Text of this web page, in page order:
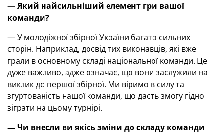
— Який найсильніший елемент гри вашої
команди?
— У молодіжної збірної України багато сильних
сторін. Наприклад, досвід тих виконавців, які вже
грали в основному складі національної команди. Це
дуже важливо, адже означає, що вони заслужили на
виклик до першої збірної. Ми віримо в силу та
згуртованість нашої команди, що дасть змогу гідно
зіграти на цьому турнірі.
— Чи внесли ви якісь зміни до складу команди